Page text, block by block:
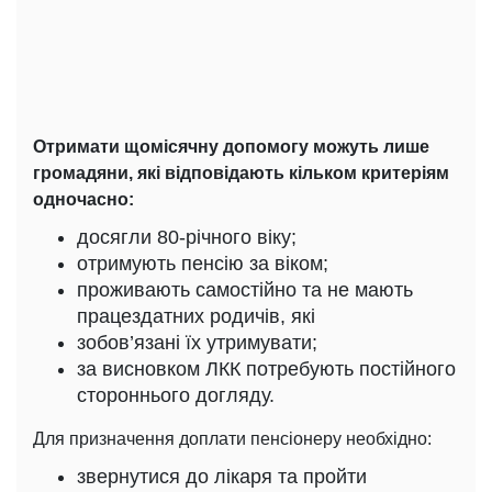
Отримати щомісячну допомогу можуть лише
громадяни, які відповідають кільком критеріям
одночасно:
досягли 80-річного віку;
отримують пенсію за віком;
проживають самостійно та не мають
працездатних родичів, які
зобов’язані їх утримувати;
за висновком ЛКК потребують постійного
стороннього догляду.
Для призначення доплати пенсіонеру необхідно:
звернутися до лікаря та пройти